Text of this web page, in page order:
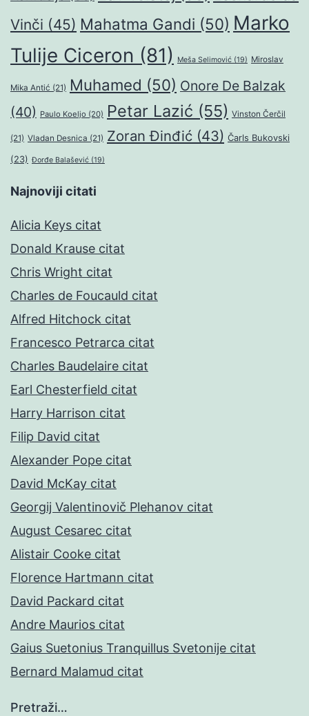
Vinči (45) Mahatma Gandi (50) Marko
Tulije Ciceron (81) Meša Selimović (19) Miroslav
Mika Antić (21) Muhamed (50) Onore De Balzak
(40) Paulo Koeljo (20) Petar Lazić (55) Vinston Čerčil
(21) Vladan Desnica (21) Zoran Đinđić (43) Čarls Bukovski
(23) Đorđe Balašević (19)
Najnoviji citati
Alicia Keys citat
Donald Krause citat
Chris Wright citat
Charles de Foucauld citat
Alfred Hitchock citat
Francesco Petrarca citat
Charles Baudelaire citat
Earl Chesterfield citat
Harry Harrison citat
Filip David citat
Alexander Pope citat
David McKay citat
Georgij Valentinovič Plehanov citat
August Cesarec citat
Alistair Cooke citat
Florence Hartmann citat
David Packard citat
Andre Maurios citat
Gaius Suetonius Tranquillus Svetonije citat
Bernard Malamud citat
Pretraži…